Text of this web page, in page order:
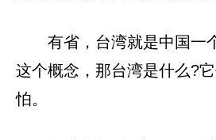
有省，台湾就是中国一
这个概念，那台湾是什么?
怕。